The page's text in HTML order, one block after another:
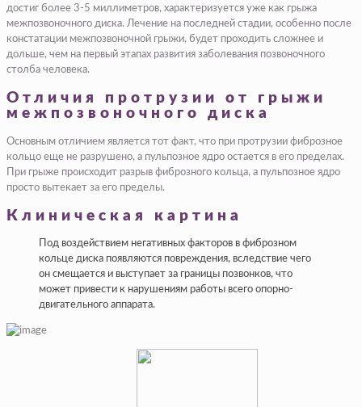
достиг более 3-5 миллиметров, характеризуется уже как грыжа
межпозвоночного диска. Лечение на последней стадии, особенно после
констатации межпозвоночной грыжи, будет проходить сложнее и
дольше, чем на первый этапах развития заболевания позвоночного
столба человека.
Отличия протрузии от грыжи
межпозвоночного диска
Основным отличием является тот факт, что при протрузии фиброзное
кольцо еще не разрушено, а пульпозное ядро остается в его пределах.
При грыже происходит разрыв фиброзного кольца, а пульпозное ядро
просто вытекает за его пределы.
Клиническая картина
Под воздействием негативных факторов в фиброзном
кольце диска появляются повреждения, вследствие чего
он смещается и выступает за границы позвонков, что
может привести к нарушениям работы всего опорно-
двигательного аппарата.